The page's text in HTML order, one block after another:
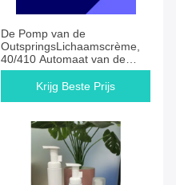
De Pomp van de
OutspringsLichaamscrème,
40/410 Automaat van de
Lotionfles
Krijg Beste Prijs